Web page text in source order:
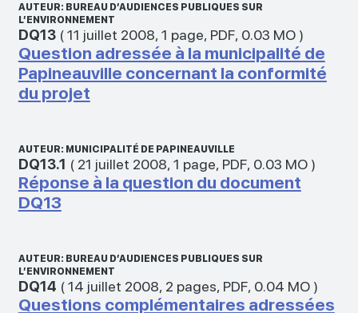
AUTEUR: BUREAU D’AUDIENCES PUBLIQUES SUR
L’ENVIRONNEMENT
DQ13(11 juillet 2008, 1 page, PDF, 0.03 MO)
Question adressée à la municipalité de
Papineauville concernant la conformité
du projet
AUTEUR: MUNICIPALITÉ DE PAPINEAUVILLE
DQ13.1 ( 21 juillet 2008, 1 page, PDF, 0.03 MO)
Réponse à la question du document
DQ13
AUTEUR: BUREAU D’AUDIENCES PUBLIQUES SUR
L’ENVIRONNEMENT
DQ14 (14 juillet 2008, 2 pages, PDF, 0.04 MO)
Questions complémentaires adressées